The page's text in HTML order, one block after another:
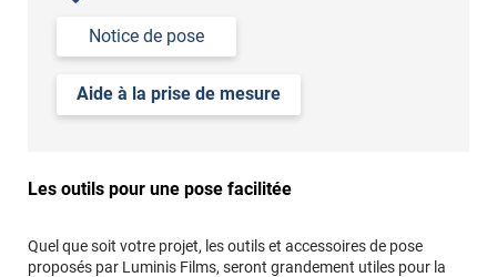
Notice de pose
Aide à la prise de mesure
Les outils pour une pose facilitée
Quel que soit votre projet, les outils et accessoires de pose
proposés par Luminis Films, seront grandement utiles pour la